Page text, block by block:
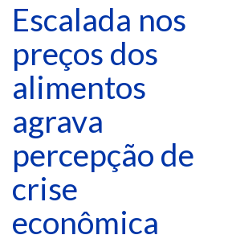
Escalada nos
preços dos
alimentos
agrava
percepção de
crise
econômica